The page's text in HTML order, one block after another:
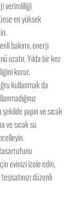
verimliliği
en yüksek
bakımı, enerji
uzatır. Yılda bir kez
korur.
kullanmak da
yapın ve sıcak
ve sıcak su
evinizi izole edin,
düzenli